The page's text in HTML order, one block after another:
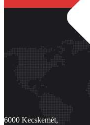
6000 Kecskemét,